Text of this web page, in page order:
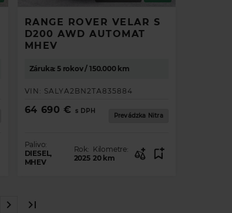
RANGE ROVER VELAR S
D200 AWD AUTOMAT
MHEV
Záruka: 5 rokov / 150.000 km
VIN: SALYA2BN2TA835884
64 690 € s DPH
Prevádzka Nitra
Palivo:
DIESEL,
MHEV
Rok:
2025
Kilometre:
20 km